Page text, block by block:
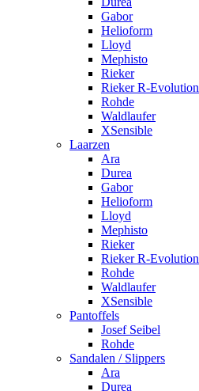
Gabor
Helioform
Lloyd
Mephisto
Rieker
Rieker R-Evolution
Rohde
Waldlaufer
XSensible
Laarzen
Ara
Durea
Gabor
Helioform
Lloyd
Mephisto
Rieker
Rieker R-Evolution
Rohde
Waldlaufer
XSensible
Pantoffels
Josef Seibel
Rohde
Sandalen / Slippers
Ara
Durea